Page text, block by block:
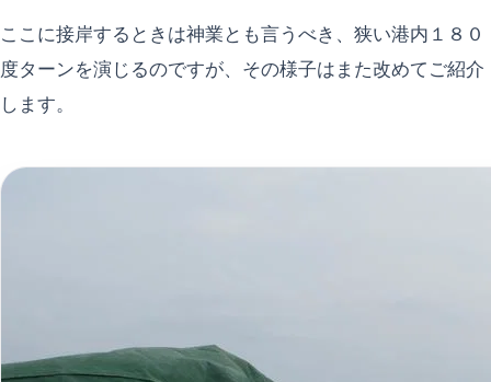
ここに接岸するときは神業とも言うべき、狭い港内１８０
度ターンを演じるのですが、その様子はまた改めてご紹介
します。